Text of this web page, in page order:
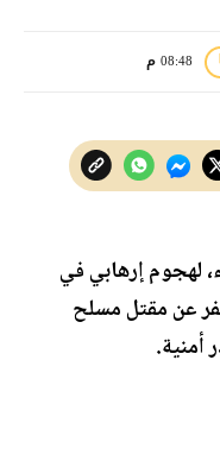
08:48 م
لهجوم إرهابي في
عن مقتل مسلح